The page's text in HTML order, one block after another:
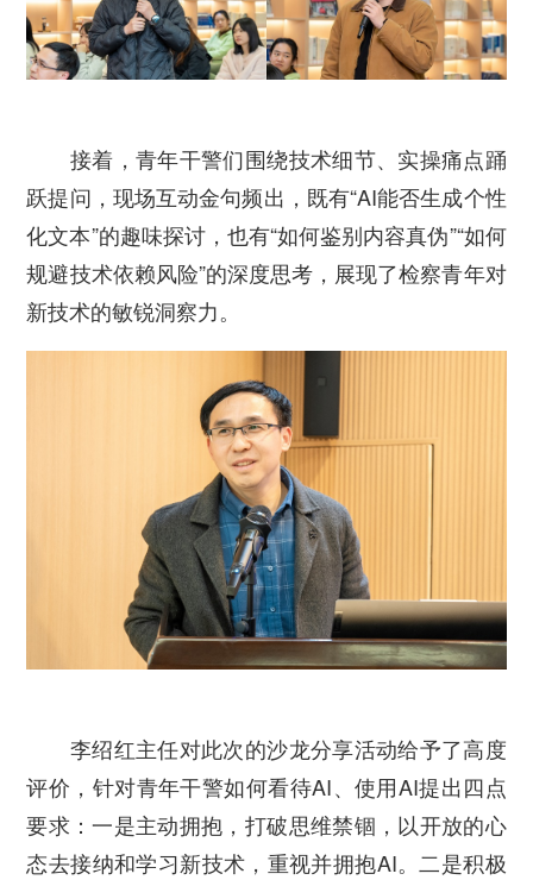
接着，青年干警们围绕技术细节、实操痛点踊
跃提问，现场互动金句频出，既有“AI能否生成个性
化文本”的趣味探讨，也有“如何鉴别内容真伪”“如何
规避技术依赖风险”的深度思考，展现了检察青年对
新技术的敏锐洞察力。
李绍红主任对此次的沙龙分享活动给予了高度
评价，针对青年干警如何看待AI、使用AI提出四点
要求：一是主动拥抱，打破思维禁锢，以开放的心
态去接纳和学习新技术，重视并拥抱AI。二是积极